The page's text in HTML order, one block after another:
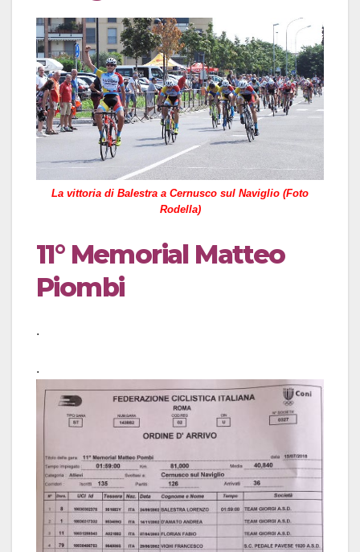
La vittoria di Balestra a Cernusco sul Naviglio (Foto
Rodella)
11° Memorial Matteo
Piombi
.
.